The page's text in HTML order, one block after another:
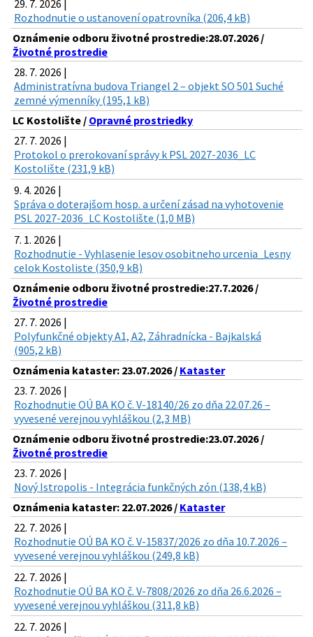
29. 7. 2026 |
Rozhodnutie o ustanovení opatrovníka (206,4 kB)
Oznámenie odboru životné prostredie:28.07.2026 /
Životné prostredie
28. 7. 2026 |
Administratívna budova Triangel 2 – objekt SO 501 Suché
zemné výmenníky (195,1 kB)
LC Kostolište / Opravné prostriedky
27. 7. 2026 |
Protokol o prerokovaní správy k PSL 2027-2036_LC
Kostolište (231,9 kB)
9. 4. 2026 |
Správa o doterajšom hosp. a určení zásad na vyhotovenie
PSL 2027-2036_LC Kostolište (1,0 MB)
7. 1. 2026 |
Rozhodnutie - Vyhlasenie lesov osobitneho urcenia_Lesny
celok Kostoliste (350,9 kB)
Oznámenie odboru životné prostredie:27.7.2026 /
Životné prostredie
27. 7. 2026 |
Polyfunkčné objekty A1, A2, Záhradnícka - Bajkalská
(905,2 kB)
Oznámenia kataster: 23.07.2026 / Kataster
23. 7. 2026 |
Rozhodnutie OÚ BA KO č. V-18140/26 zo dňa 22.07.26 –
vyvesené verejnou vyhláškou (2,3 MB)
Oznámenie odboru životné prostredie:23.07.2026 /
Životné prostredie
23. 7. 2026 |
Nový Istropolis - Integrácia funkčných zón (138,4 kB)
Oznámenia kataster: 22.07.2026 / Kataster
22. 7. 2026 |
Rozhodnutie OÚ BA KO č. V-15837/2026 zo dňa 10.7.2026 –
vyvesené verejnou vyhláškou (249,8 kB)
22. 7. 2026 |
Rozhodnutie OÚ BA KO č. V-7808/2026 zo dňa 26.6.2026 –
vyvesené verejnou vyhláškou (311,8 kB)
22. 7. 2026 |